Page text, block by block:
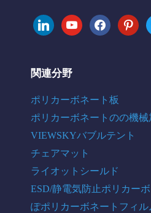
linkedinyoutubefacebookpinterest
関連分野
ポリカーボネート板
ポリカーボネートのの機械
VIEWSKYバブルテント
チェアマット
ライオットシールド
ESD/静電気防止ポリカーボ
ぽポリカーボネートフィル